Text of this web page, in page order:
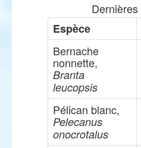
Espèce
Bernache
nonnette,
Branta
leucopsis
Pélican blanc,
Pelecanus
onocrotalus